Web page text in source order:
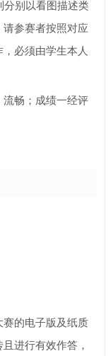
分别以看图描述类
参赛者按照对应
必须由学生本人
畅；成绩一经评
的电子版及纸质
进行有效作答，